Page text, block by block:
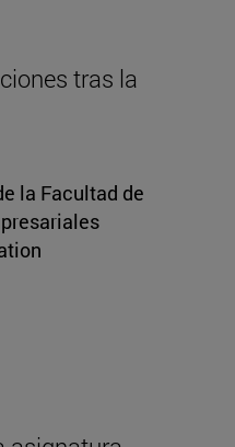
tras la
la Facultad de